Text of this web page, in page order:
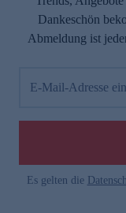
Dankeschön
Abmeldung ist
E-Mail-Adresse
Es gelten die